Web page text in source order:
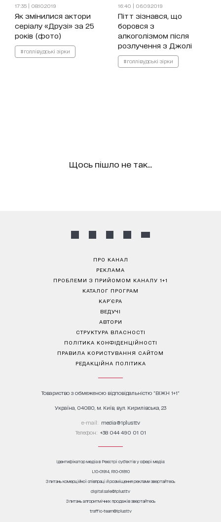
17:35 | 08.10.2019
Як змінилися актори
серіалу «Друзі» за 25
років (фото)
#голлівудські зірки
16:40 | 06.09.2019
Пітт зізнався, що
боровся з
алкоголізмом після
розлучення з Джолі
#голлівудські зірки
Щось пішло не так...
ПРО КАНАЛ
РЕКЛАМА
ПРОБЛЕМИ З ПРИЙОМОМ КАНАЛУ 1+1
КАТАЛОГ ПРОГРАМ
КАР’ЄРА
ВЕДУЧІ
АВТОРИ
СТРУКТУРА ВЛАСНОСТІ
ПОЛІТИКА КОНФІДЕНЦІЙНОСТІ
ПРАВИЛА КОРИСТУВАННЯ САЙТОМ
РЕДАКЦІЙНА ПОЛІТИКА
Товариство з обмеженою відповідальністю "ВІЖН 1+1"
Україна, 04080, м. Київ, вул. Кирилівська, 23
е-mail: media@1plus1.tv
Телефон: +38 044 490 01 01
Ідентифікатор медіа в Реєстрі суб’єктів у сфері медіа:
L10-01914, R10-01810
З питань комерційної співпраці й розміщення реклами звертайтесь
digital.sale@1plus1.tv
З питань алгоритмічних продажів звертайтесь
traffic-team@1plus1.tv